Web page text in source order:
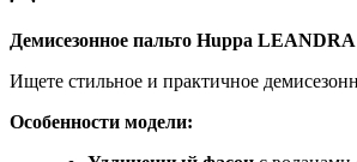
Демисезонное пальто Huppa
Ищете стильное и практичное
Особенности модели: